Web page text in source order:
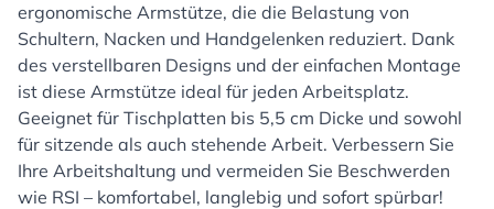
ergonomische Armstütze, die die Belastung von
Schultern, Nacken und Handgelenken reduziert. Dank
des verstellbaren Designs und der einfachen Montage
ist diese Armstütze ideal für jeden Arbeitsplatz.
Geeignet für Tischplatten bis 5,5 cm Dicke und sowohl
für sitzende als auch stehende Arbeit. Verbessern Sie
Ihre Arbeitshaltung und vermeiden Sie Beschwerden
wie RSI – komfortabel, langlebig und sofort spürbar!